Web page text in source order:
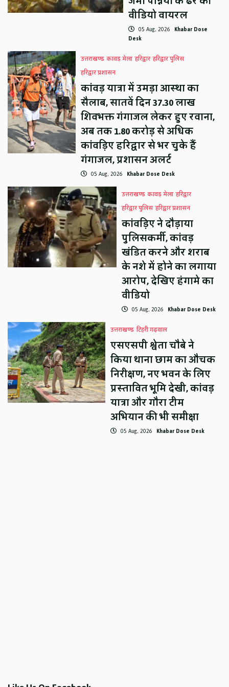
वीडियो वायरल
05 Aug, 2026 Khabar Dose
Desk
उत्तराखण्ड कावड़ मेला हरिद्वार हरिद्वार पुलिस
हरिद्वार प्रशासन
कांवड़ यात्रा में उमड़ा आस्था का
सैलाब, सातवें दिन 37.30 लाख
शिवभक्त गंगाजल लेकर हुए रवाना,
अब तक 1.80 करोड़ से अधिक
कांवड़िए हरिद्वार से भर चुके हैं
गंगाजल, प्रशासन अलर्ट
05 Aug, 2026 Khabar Dose Desk
उत्तराखण्ड कावड़ मेला हरिद्वार
हरिद्वार पुलिस हरिद्वार प्रशासन
कांवड़िए ने दौड़ाया
पुलिसकर्मी, कांवड़
खंडित करने और शराब
के नशे में होने का लगाया
आरोप, देखिए हंगामे का
वीडियो
05 Aug, 2026 Khabar Dose Desk
उत्तराखण्ड टिहरी गढ़वाल
एसएसपी श्वेता चौबे ने
किया थाना छाम का औचक
निरीक्षण, नए भवन के लिए
प्रस्तावित भूमि देखी, कांवड़
यात्रा और गौरा टीम
अभियान की भी समीक्षा
05 Aug, 2026 Khabar Dose Desk